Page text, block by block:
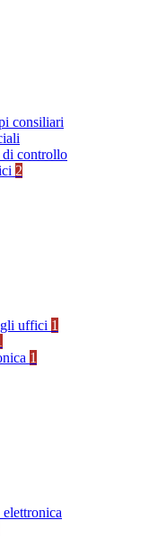
consiliari
controllo
2
uffici 1
1